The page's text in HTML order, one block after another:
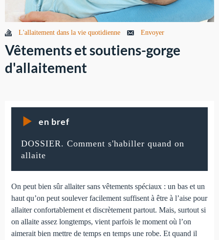
L'allaitement dans la vie quotidienne Envoyer
Vêtements et soutiens-gorge
d'allaitement
en bref
DOSSIER. Comment s'habiller quand on
allaite
On peut bien sûr allaiter sans vêtements spéciaux : un bas et un
haut qu’on peut soulever facilement suffisent à être à l’aise pour
allaiter confortablement et discrètement partout. Mais, surtout si
on allaite assez longtemps, vient parfois le moment où l’on
aimerait bien mettre de temps en temps une robe. Et quand il